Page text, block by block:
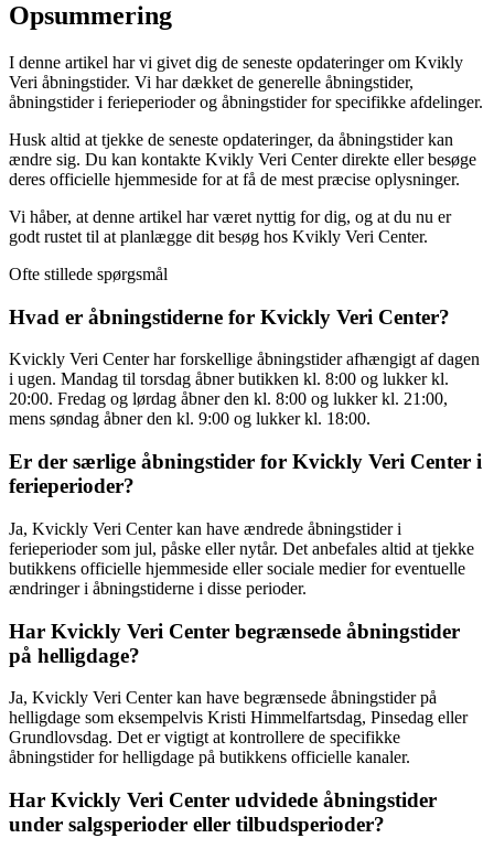
Opsummering
I denne artikel har vi givet dig de seneste opdateringer om Kvikly
Veri åbningstider. Vi har dækket de generelle åbningstider,
åbningstider i ferieperioder og åbningstider for specifikke afdelinger.
Husk altid at tjekke de seneste opdateringer, da åbningstider kan
ændre sig. Du kan kontakte Kvikly Veri Center direkte eller besøge
deres officielle hjemmeside for at få de mest præcise oplysninger.
Vi håber, at denne artikel har været nyttig for dig, og at du nu er
godt rustet til at planlægge dit besøg hos Kvikly Veri Center.
Ofte stillede spørgsmål
Hvad er åbningstiderne for Kvickly Veri Center?
Kvickly Veri Center har forskellige åbningstider afhængigt af dagen
i ugen. Mandag til torsdag åbner butikken kl. 8:00 og lukker kl.
20:00. Fredag og lørdag åbner den kl. 8:00 og lukker kl. 21:00,
mens søndag åbner den kl. 9:00 og lukker kl. 18:00.
Er der særlige åbningstider for Kvickly Veri Center i
ferieperioder?
Ja, Kvickly Veri Center kan have ændrede åbningstider i
ferieperioder som jul, påske eller nytår. Det anbefales altid at tjekke
butikkens officielle hjemmeside eller sociale medier for eventuelle
ændringer i åbningstiderne i disse perioder.
Har Kvickly Veri Center begrænsede åbningstider
på helligdage?
Ja, Kvickly Veri Center kan have begrænsede åbningstider på
helligdage som eksempelvis Kristi Himmelfartsdag, Pinsedag eller
Grundlovsdag. Det er vigtigt at kontrollere de specifikke
åbningstider for helligdage på butikkens officielle kanaler.
Har Kvickly Veri Center udvidede åbningstider
under salgsperioder eller tilbudsperioder?